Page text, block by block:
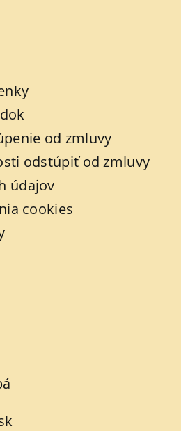
od zmluvy
odstúpiť od zmluvy
údajov
cookies